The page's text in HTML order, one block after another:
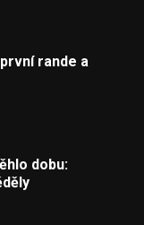
rande a
dobu: